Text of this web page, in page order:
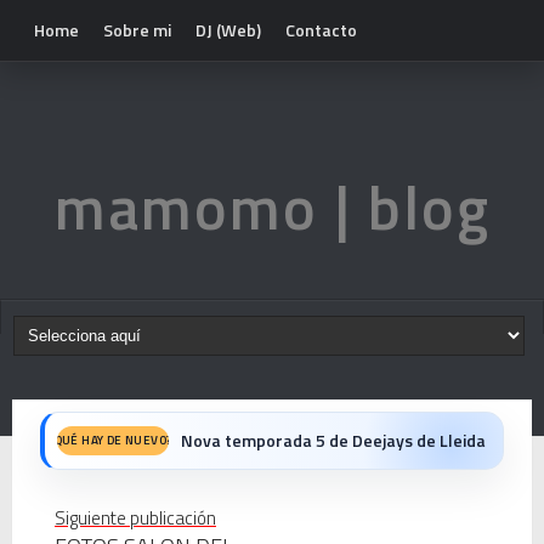
Home Sobre mi DJ (Web) Contacto
mamomo | blog
QUÉ HAY DE NUEVO? Nova temporada 5 de Deejays de Lleida
Siguiente publicación